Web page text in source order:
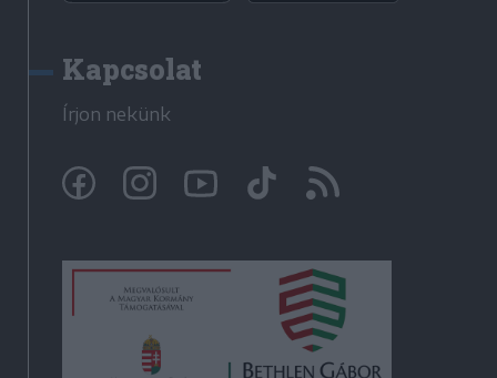
Kapcsolat
Írjon nekünk